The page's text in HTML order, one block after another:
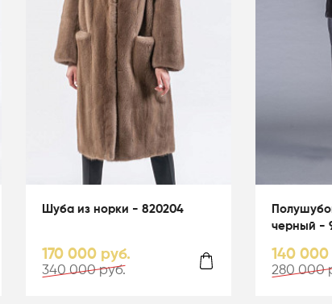
Шуба из норки - 820204
170 000 руб.
340 000 руб.
черный -
140 000
280 000